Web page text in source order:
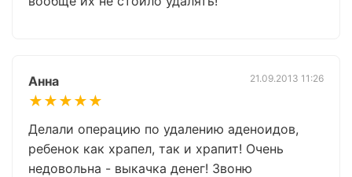
Анна
★★★★★
21.09.2013 11:26
Делали операцию по удалению аденоидов,
ребенок как храпел, так и храпит! Очень
недовольна - выкачка денег! Звоню